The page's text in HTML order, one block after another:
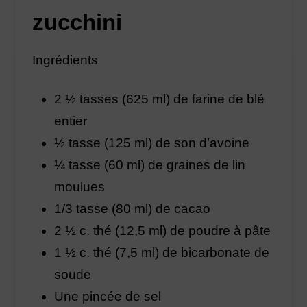
zucchini
Ingrédients
2 ½ tasses (625 ml) de farine de blé
entier
½ tasse (125 ml) de son d’avoine
¼ tasse (60 ml) de graines de lin
moulues
1/3 tasse (80 ml) de cacao
2 ½ c. thé (12,5 ml) de poudre à pâte
1 ½ c. thé (7,5 ml) de bicarbonate de
soude
Une pincée de sel